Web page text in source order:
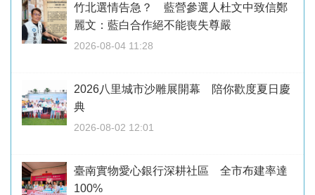
竹北選情告急？ 藍營參選人杜文中致信鄭
麗文：藍白合作絕不能喪失尊嚴
2026-08-04 11:28
2026八里城市沙雕展開幕 陪你歡度夏日慶
典
2026-08-02 12:01
臺南實物愛心銀行深耕社區 全市布建率達
100%